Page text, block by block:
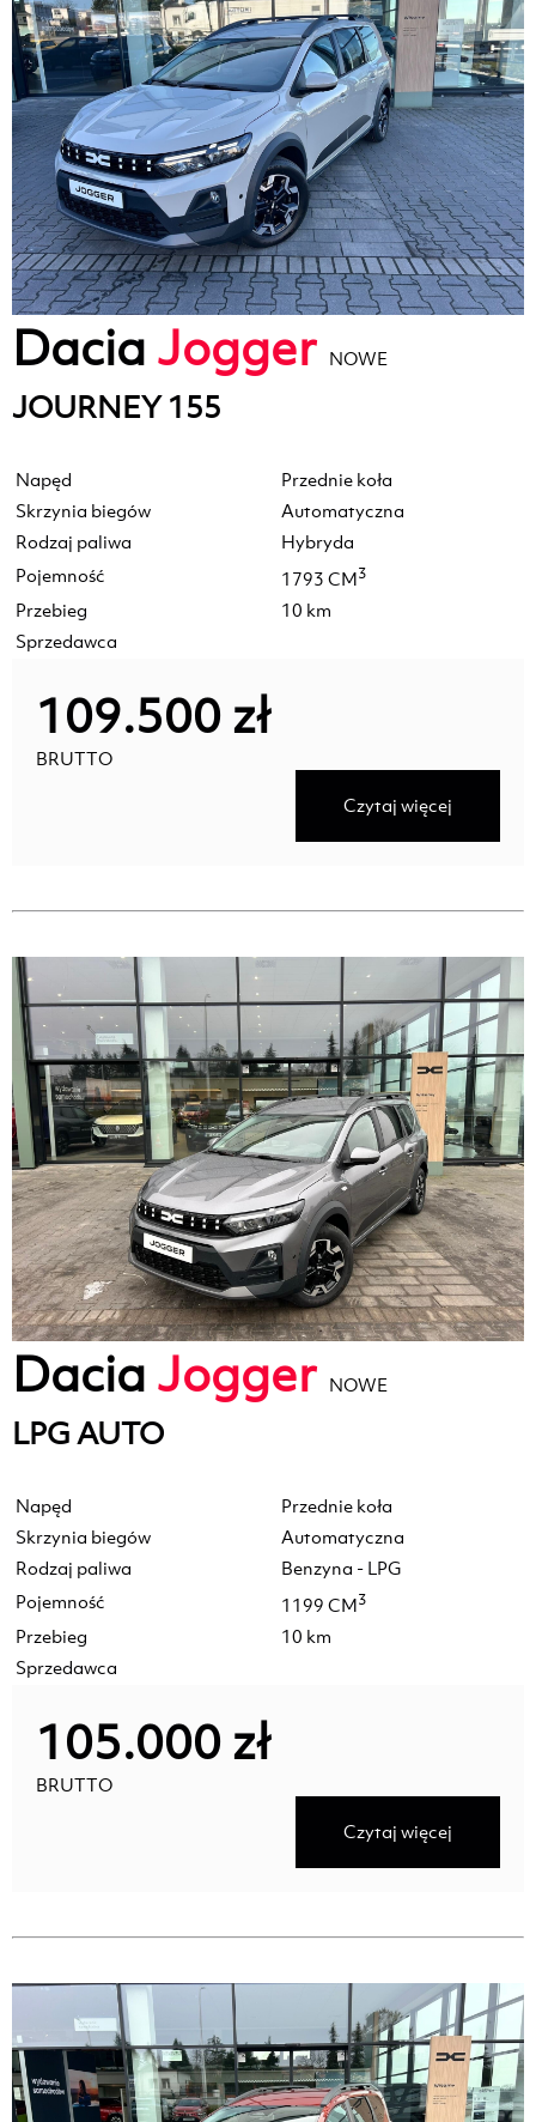
Dacia Jogger NOWE
JOURNEY 155
Napęd
Przednie koła
Skrzynia biegów
Automatyczna
Rodzaj paliwa
Hybryda
Pojemność
1793 CM3
Przebieg
10 km
Sprzedawca
109.500 zł
BRUTTO
Czytaj więcej
Dacia Jogger NOWE
LPG AUTO
Napęd
Przednie koła
Skrzynia biegów
Automatyczna
Rodzaj paliwa
Benzyna - LPG
Pojemność
1199 CM3
Przebieg
10 km
Sprzedawca
105.000 zł
BRUTTO
Czytaj więcej